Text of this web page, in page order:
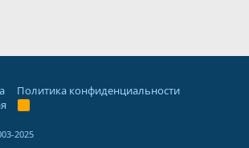
Политика конфиденциальности
R
2025